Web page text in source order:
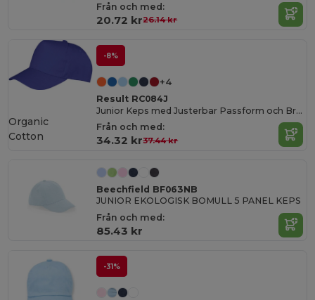
Från och med:
20.72 kr26.14 kr
-8%
+4
Result RC084J
Junior Keps med Justerbar Passform och Broderimöjlighet
Från och med:
34.32 kr37.44 kr
Organic
Cotton
Beechfield BF063NB
JUNIOR EKOLOGISK BOMULL 5 PANEL KEPS
Från och med:
85.43 kr
-31%